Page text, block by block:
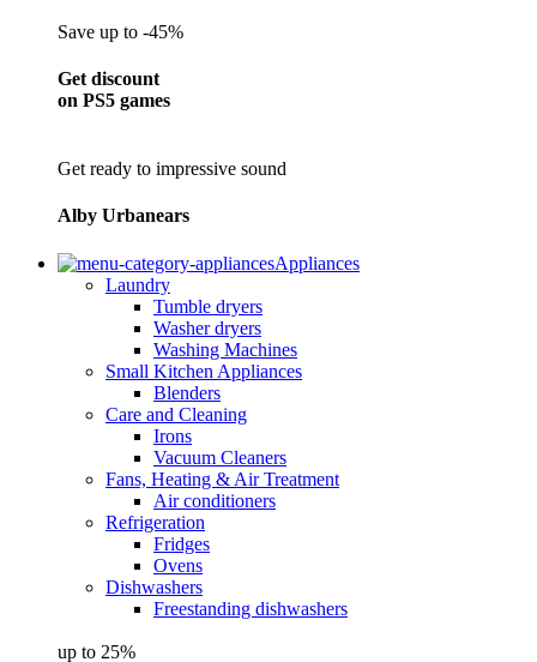
Save up to -45%
Get discount
on PS5 games
Get ready to impressive sound
Alby Urbanears
Appliances
Laundry
Tumble dryers
Washer dryers
Washing Machines
Small Kitchen Appliances
Blenders
Care and Cleaning
Irons
Vacuum Cleaners
Fans, Heating & Air Treatment
Air conditioners
Refrigeration
Fridges
Ovens
Dishwashers
Freestanding dishwashers
up to 25%